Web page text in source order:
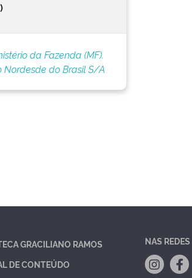
da Fazenda (MF).
Nordesde do Brasil S/A
GRACILIANO RAMOS
DE CONTEÚDO
NAS REDES